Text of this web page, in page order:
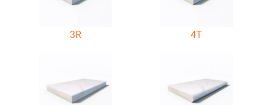
3R 4T